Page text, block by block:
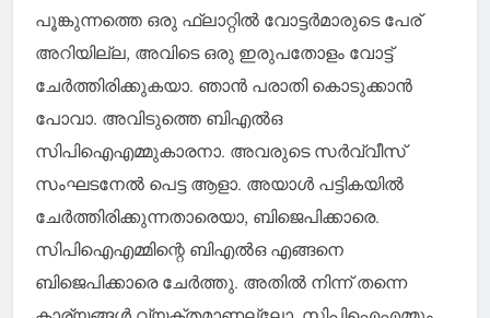
പൂങ്കുന്നത്തെ ഒരു ഫ്ലാറ്റിൽ വോട്ടർമാരുടെ പേര്
അറിയില്ല, അവിടെ ഒരു ഇരുപതോളം വോട്ട്
ചേർത്തിരിക്കുകയാ. ഞാൻ പരാതി കൊടുക്കാൻ
പോവാ. അവിടുത്തെ ബിഎൽഒ
സിപിഐഎമ്മുകാരനാ. അവരുടെ സർവ്വീസ്
സംഘടനേൽ പെട്ട ആളാ. അയാൾ പട്ടികയിൽ
ചേർത്തിരിക്കുന്നതാരെയാ, ബിജെപിക്കാരെ.
സിപിഐഎമ്മിന്റെ ബിഎൽഒ എങ്ങനെ
ബിജെപിക്കാരെ ചേർത്തു. അതിൽ നിന്ന് തന്നെ